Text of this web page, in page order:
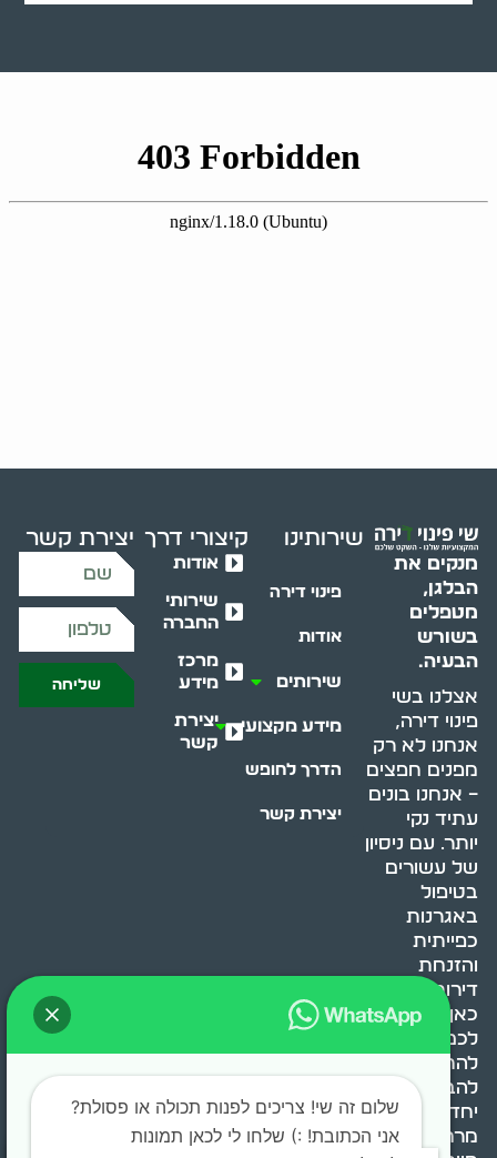
מנקים את
הבלגן,
מטפלים
בשורש
הבעיה.
אצלנו בשי
פינוי דירה,
אנחנו לא רק
מפנים חפצים
– אנחנו בונים
עתיד נקי
יותר. עם ניסיון
של עשורים
בטיפול
באגרנות
כפייתית
והזנחת
דירות, אנחנו
כאן כדי לעזור
לכם
להתמודד,
להבין ולשנות.
יחד, ניצור
מרחב
שירותינו
פינוי דירה
אודות
שירותים
מידע מקצועי
הדרך לחופש
יצירת קשר
קיצורי דרך
אודות
שירותי
החברה
מרכז
מידע
יצירת
קשר
יצירת קשר
שליחה
שלום זה שי! צריכים לפנות תכולה או פסולת?
אני הכתובת! :) שלחו לי לכאן תמונות